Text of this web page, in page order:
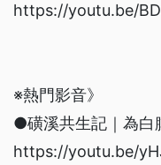
https://youtu.be/
※熱門影音》
●磺溪共生記｜為白
https://youtu.be/